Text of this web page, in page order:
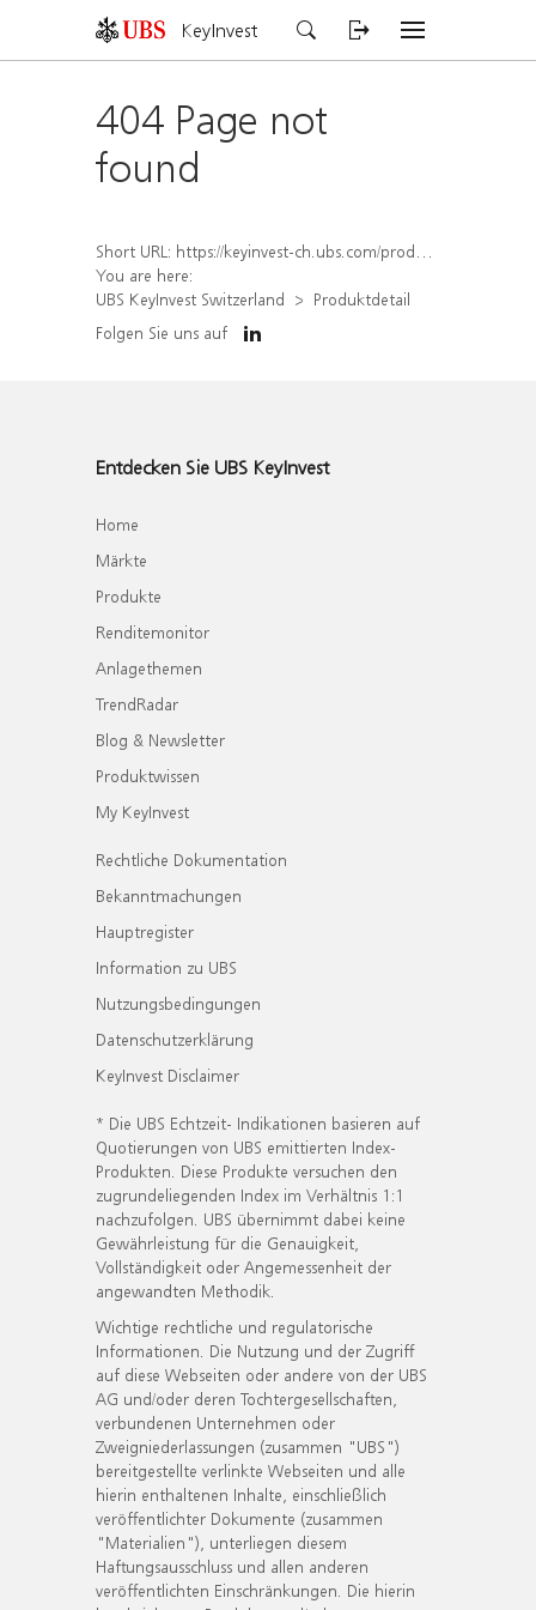
KeyInvest
404 Page not
found
Short URL: https://keyinvest-ch.ubs.com/produkt/detail/index/isin/CH1582451873
You are here:
UBS KeyInvest Switzerland
Produktdetail
Folgen Sie uns auf
Entdecken Sie UBS KeyInvest
Home
Märkte
Produkte
Renditemonitor
Anlagethemen
TrendRadar
Blog & Newsletter
Produktwissen
My KeyInvest
Rechtliche Dokumentation
Bekanntmachungen
Hauptregister
Information zu UBS
Nutzungsbedingungen
Datenschutzerklärung
KeyInvest Disclaimer
* Die UBS Echtzeit- Indikationen basieren auf
Quotierungen von UBS emittierten Index-
Produkten. Diese Produkte versuchen den
zugrundeliegenden Index im Verhältnis 1:1
nachzufolgen. UBS übernimmt dabei keine
Gewährleistung für die Genauigkeit,
Vollständigkeit oder Angemessenheit der
angewandten Methodik.
Wichtige rechtliche und regulatorische
Informationen. Die Nutzung und der Zugriff
auf diese Webseiten oder andere von der UBS
AG und/oder deren Tochtergesellschaften,
verbundenen Unternehmen oder
Zweigniederlassungen (zusammen "UBS")
bereitgestellte verlinkte Webseiten und alle
hierin enthaltenen Inhalte, einschließlich
veröffentlichter Dokumente (zusammen
"Materialien"), unterliegen diesem
Haftungsausschluss und allen anderen
veröffentlichten Einschränkungen. Die hierin